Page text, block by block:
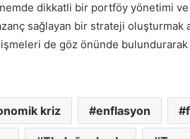
dikkatli bir portföy yönetimi
sağlayan bir strateji oluşturmak
de göz önünde
kriz enflasyon